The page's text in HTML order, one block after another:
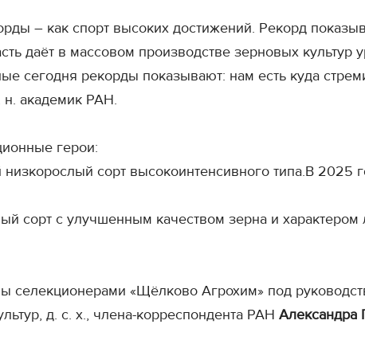
– как спорт высоких достижений. Рекорд
даёт в массовом производстве зерновых
сегодня рекорды показывают: нам есть куда
академик РАН.
герои:
сорт высокоинтенсивного типа.В 2025
сорт с улучшенным качеством зерна и
селекционерами «Щёлково Агрохим» под
д. с. х., члена-корреспондента РАН Александра